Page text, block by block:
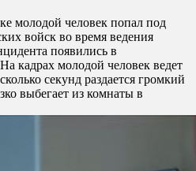
человек попал под
войск во время ведения
появились в
кадрах молодой человек ведет
секунд раздается громкий
выбегает из комнаты в